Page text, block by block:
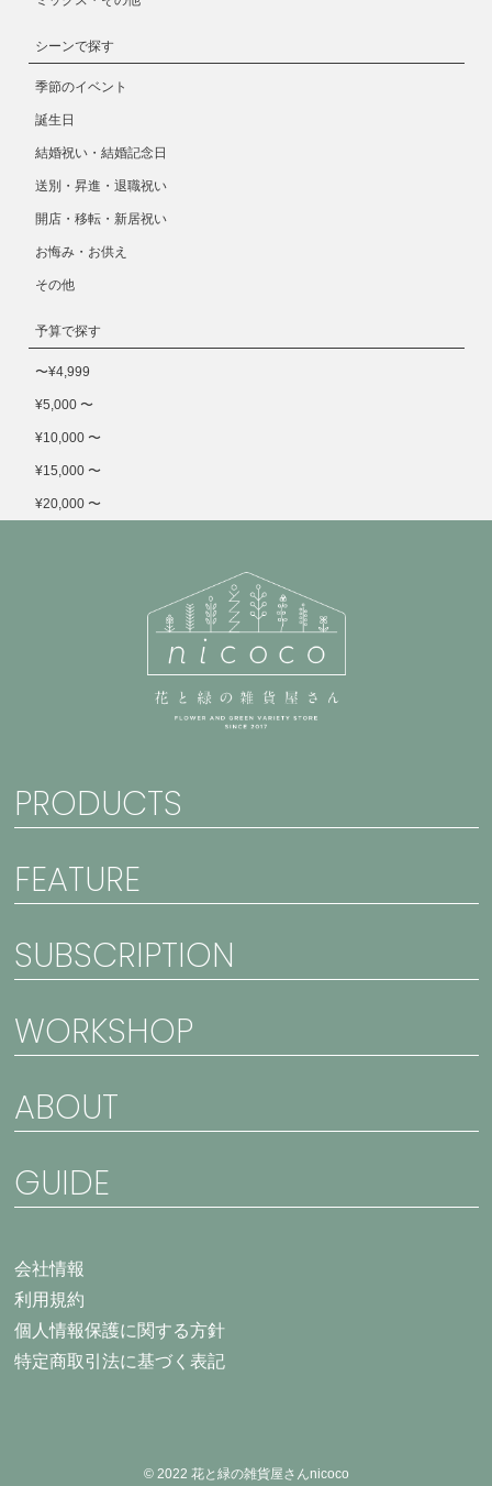
シーンで探す
季節のイベント
誕生日
結婚祝い・結婚記念日
送別・昇進・退職祝い
開店・移転・新居祝い
お悔み・お供え
その他
予算で探す
〜¥4,999
¥5,000 〜
¥10,000 〜
¥15,000 〜
¥20,000 〜
PRODUCTS
FEATURE
SUBSCRIPTION
WORKSHOP
ABOUT
GUIDE
会社情報
利用規約
個人情報保護に関する方針
特定商取引法に基づく表記
© 2022 花と緑の雑貨屋さんnicoco